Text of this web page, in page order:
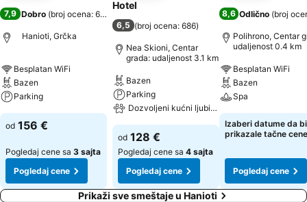
7,9 Dobro (broj ocena: 682
Hanioti, Grčka
Besplatan WiFi
Bazen
Parking
od 156 €
Pogledaj cene sa 3 sajta
Pogledaj cene
Hotel
6,5 (broj ocena: 686)
Nea Skioni, Centar
grada: udaljenost 3.1 km
Bazen
Parking
Dozvoljeni kućni ljubimci
od 128 €
Pogledaj cene sa 4 sajta
Pogledaj cene
8,6 Odlično (broj
Polihrono, Centar
udaljenost 0.4 km
Besplatan WiFi
Bazen
Spa
Izaberi datume da
prikazale tačne cene
Pogledaj cene
Prikaži sve smeštaje u Hanioti